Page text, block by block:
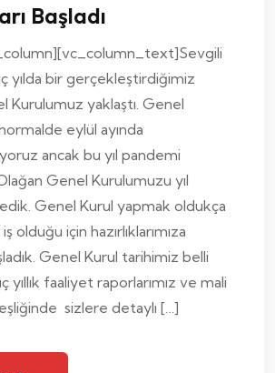
Başladı
yılda bir gerçekleştirdiğimiz
Kurulumuz yaklaştı. Genel
normalde eylül ayında
ancak bu yıl pandemi
Genel Kurulumuzu yıl
Genel Kurul yapmak oldukça
olduğu için hazırlıklarımıza
Genel Kurul tarihimiz belli
yıllık faaliyet raporlarımız ve mali
sizlere detaylı […]